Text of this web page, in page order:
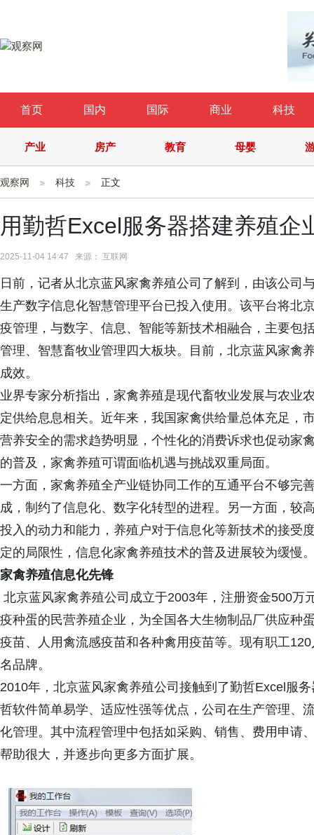
首页 国内 国际 商业 科技
产业 房产 教育 母婴
观察网 科技 正文
用勤哲Excel服务器搭建养殖企
2025-11-04 14:47 来源： 互联网
日前，记者从北京蓝风家禽养殖公司了解到，由该公司
生产数字信息化智慧管理平台已投入使用。该平台将北
疫管理，与数字、信息、智能等新技术相融合，主要包
管理、智慧畜牧业管理四大板块。目前，北京蓝风家禽
成效。
业界专家分析指出，家禽养殖是现代畜牧业发展与农业
定供给息息相关。近年来，我国家禽供给量总体充足，
营养安全的需求趋势明显，个性化的消费诉求也促动家
的普及，家禽养殖可谓面临机遇与挑战双重局面。
一方面，家禽养殖全产业链协同工作的互通平台不够完
成，制约了信息化、数字化转型的进程。另一方面，较
投入的动力和能力，养殖户对于信息化等新技术的接受
定的局限性，信息化家禽养殖技术的普及进展较为缓慢
家禽养殖信息化先锋
北京蓝风家禽养殖公司成立于2003年，注册资金500万
疫种蛋的民营养殖企业，为全国各大生物制品厂供应种
疫苗、人用禽流感疫苗和各种禽用疫苗等。现有职工
名品牌。
2010年，北京蓝风家禽养殖公司接触到了勤哲Excel服
哲软件简单易学、适应性强等优点，公司在生产管理、
化管理。其中流程管理中包括如采购、销售、费用申请
帮助很大，并逐步向更多方面扩展。